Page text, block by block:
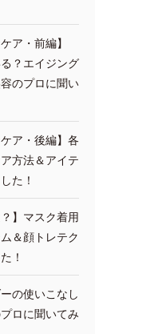
ア・前編】
？エイジング
のプロに聞い
ア・後編】各
方法＆アイテ
た！
】マスク着用
＆顔トレテク
！
の使いこなし
ロに聞いてみ